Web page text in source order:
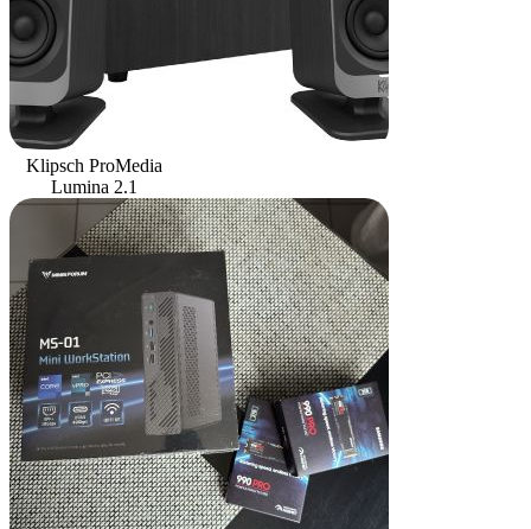
Klipsch ProMedia
Lumina 2.1